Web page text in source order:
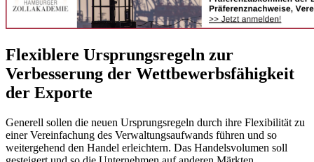
Flexiblere Ursprungsregeln zur
Verbesserung der Wettbewerbsfähigkeit
der Exporte
Generell sollen die neuen Ursprungsregeln durch ihre Flexibilität zu
einer Vereinfachung des Verwaltungsaufwands führen und so
weitergehend den Handel erleichtern. Das Handelsvolumen soll